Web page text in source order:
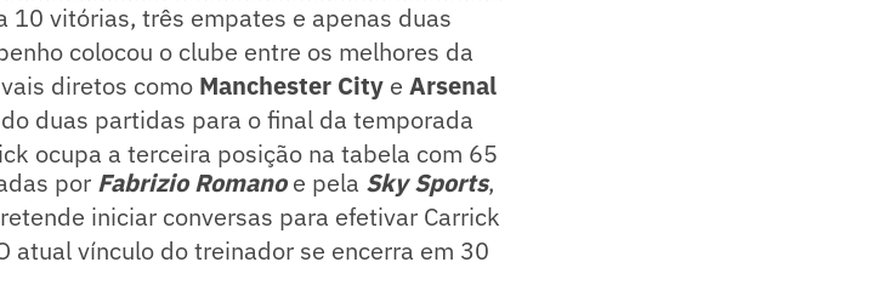
10 vitórias, três empates e apenas duas
colocou o clube entre os melhores da
diretos como Manchester City e Arsenal
duas partidas para o final da temporada
ocupa a terceira posição na tabela com 65
por Fabrizio Romanoe pela Sky Sports,
iniciar conversas para efetivar Carrick
atual vínculo do treinador se encerra em 30